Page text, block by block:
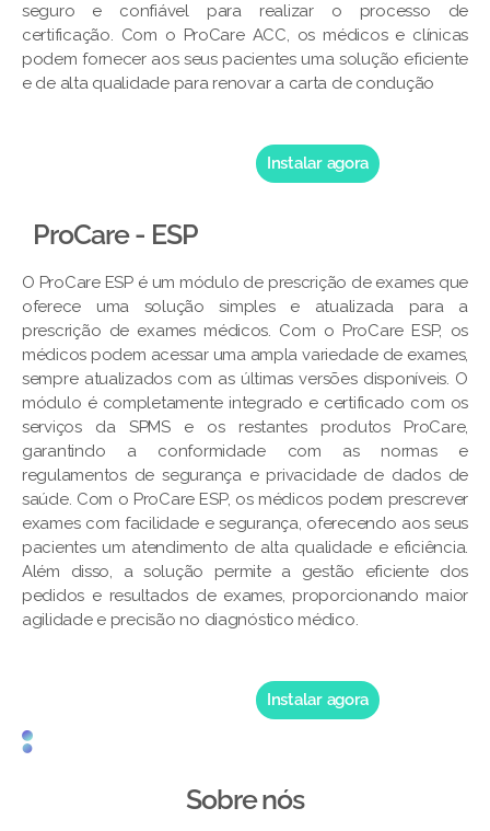
seguro e confiável para realizar o processo de
certificação. Com o ProCare ACC, os médicos e clínicas
podem fornecer aos seus pacientes uma solução eficiente
e de alta qualidade para renovar a carta de condução
Instalar agora
ProCare - ESP
O ProCare ESP é um módulo de prescrição de exames que
oferece uma solução simples e atualizada para a
prescrição de exames médicos. Com o ProCare ESP, os
médicos podem acessar uma ampla variedade de exames,
sempre atualizados com as últimas versões disponíveis. O
módulo é completamente integrado e certificado com os
serviços da SPMS e os restantes produtos ProCare,
garantindo a conformidade com as normas e
regulamentos de segurança e privacidade de dados de
saúde. Com o ProCare ESP, os médicos podem prescrever
exames com facilidade e segurança, oferecendo aos seus
pacientes um atendimento de alta qualidade e eficiência.
Além disso, a solução permite a gestão eficiente dos
pedidos e resultados de exames, proporcionando maior
agilidade e precisão no diagnóstico médico.
Instalar agora
Sobre nós